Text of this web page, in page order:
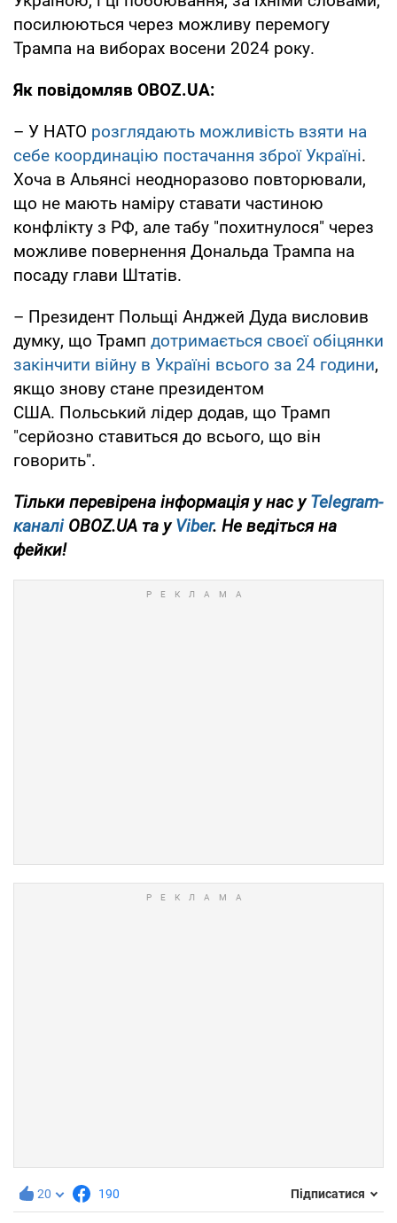
посилюються через можливу перемогу
Трампа на виборах восени 2024 року.
Як повідомляв OBOZ.UA:
– У НАТО розглядають можливість взяти на
себе координацію постачання зброї Україні.
Хоча в Альянсі неодноразово повторювали,
що не мають наміру ставати частиною
конфлікту з РФ, але табу "похитнулося" через
можливе повернення Дональда Трампа на
посаду глави Штатів.
– Президент Польщі Анджей Дуда висловив
думку, що Трамп дотримається своєї обіцянки
закінчити війну в Україні всього за 24 години,
якщо знову стане президентом
США. Польський лідер додав, що Трамп
"серйозно ставиться до всього, що він
говорить".
Тільки перевірена інформація у нас уTelegram-
каналіOBOZ.UA та уViber. Не ведіться на
фейки!
20 190 Підписатися